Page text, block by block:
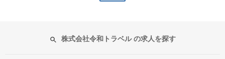
株式会社令和トラベル の求人を探す